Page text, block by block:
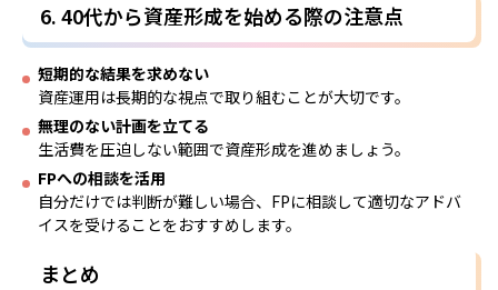
6. 40代から資産形成を始める際の注意点
短期的な結果を求めない
資産運用は長期的な視点で取り組むことが大切です。
無理のない計画を立てる
生活費を圧迫しない範囲で資産形成を進めましょう。
FPへの相談を活用
自分だけでは判断が難しい場合、FPに相談して適切なアドバ
イスを受けることをおすすめします。
まとめ